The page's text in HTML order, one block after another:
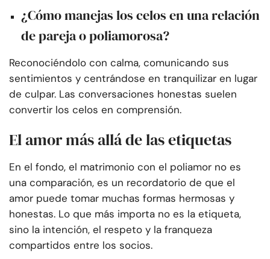
¿Cómo manejas los celos en una relación
de pareja o poliamorosa?
Reconociéndolo con calma, comunicando sus
sentimientos y centrándose en tranquilizar en lugar
de culpar. Las conversaciones honestas suelen
convertir los celos en comprensión.
El amor más allá de las etiquetas
En el fondo, el matrimonio con el poliamor no es
una comparación, es un recordatorio de que el
amor puede tomar muchas formas hermosas y
honestas. Lo que más importa no es la etiqueta,
sino la intención, el respeto y la franqueza
compartidos entre los socios.